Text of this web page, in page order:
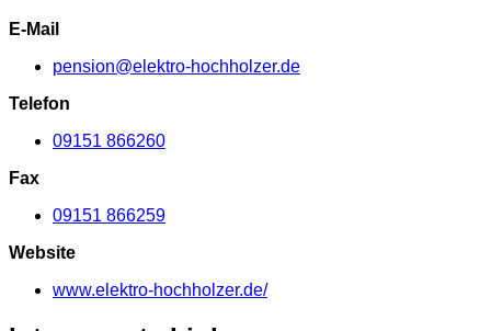
E-Mail
pension@elektro-hochholzer.de
Telefon
09151 866260
Fax
09151 866259
Website
www.elektro-hochholzer.de/